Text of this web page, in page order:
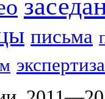
письма
экспертиза